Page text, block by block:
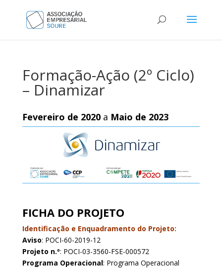
Formação-Ação (2º Ciclo)
– Dinamizar
Fevereiro de 2020a Maio de 2023
FICHA DO PROJETO
Identificação e Enquadramento do Projeto:
Aviso: POCI-60-2019-12
Projeto n.º: POCI-03-3560-FSE-000572
Programa Operacional: Programa Operacional